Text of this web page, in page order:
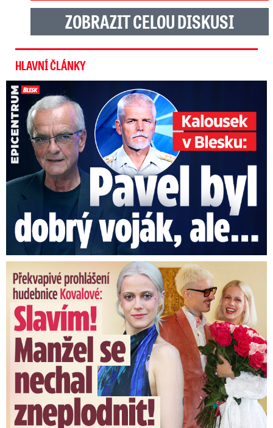
ZOBRAZIT CELOU DISKUSI
HLAVNÍ ČLÁNKY
Kalousek o prezidentovi: S Pavlem jsem se nesmířil!
Překvapivé prohlášení hudebnice Kovalové: Slavím! Manžel se ...